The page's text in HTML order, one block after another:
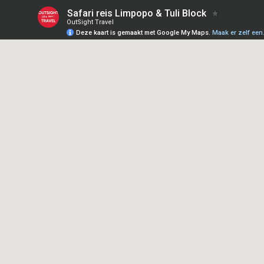
Safari reis Limpopo & Tuli Block
OutSight Travel
Deze kaart is gemaakt met Google My Maps. Maak er zelf een.